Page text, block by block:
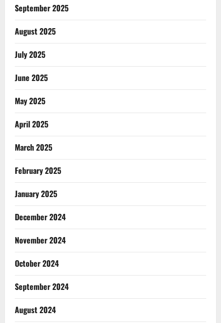
September 2025
August 2025
July 2025
June 2025
May 2025
April 2025
March 2025
February 2025
January 2025
December 2024
November 2024
October 2024
September 2024
August 2024